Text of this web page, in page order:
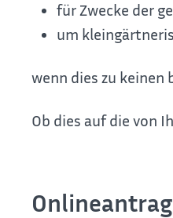
für Zwecke der
um
wenn dies zu keinen
Ob dies auf die von
Onlineantrag